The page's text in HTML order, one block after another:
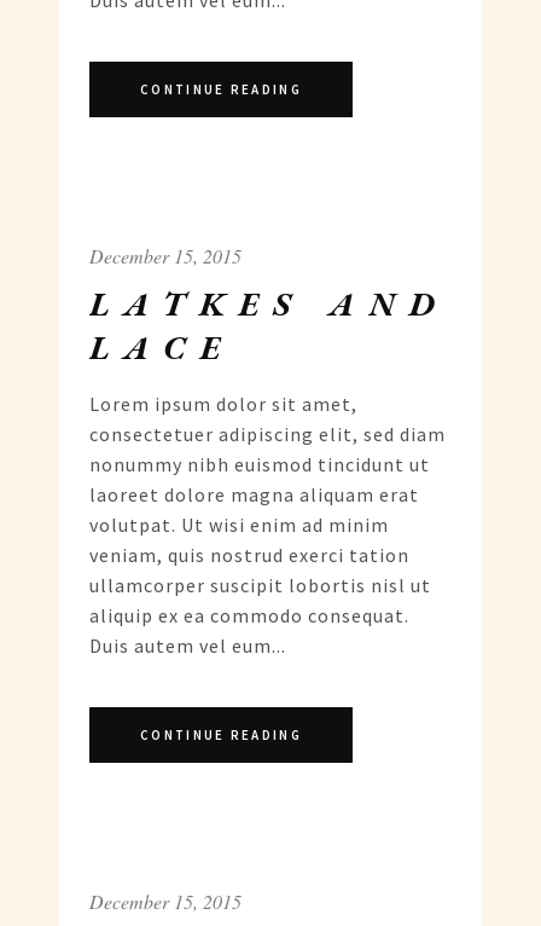
CONTINUE READING
December 15, 2015
LATKES AND
LACE
Lorem ipsum dolor sit amet,
consectetuer adipiscing elit, sed diam
nonummy nibh euismod tincidunt ut
laoreet dolore magna aliquam erat
volutpat. Ut wisi enim ad minim
veniam, quis nostrud exerci tation
ullamcorper suscipit lobortis nisl ut
aliquip ex ea commodo consequat.
Duis autem vel eum...
CONTINUE READING
December 15, 2015